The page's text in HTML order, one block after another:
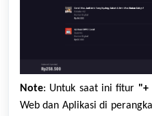
Note: Untuk saat ini fitur "+
Web dan Aplikasi di